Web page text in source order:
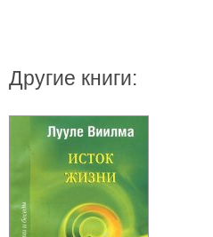
Другие книги: